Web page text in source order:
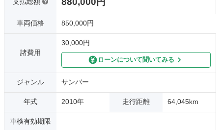
車両価格 850,000円
諸費用
30,000円
ローンについて聞いてみる
ジャンル サンバー
年式 2010年 走行距離 64,045km
車検有効期限